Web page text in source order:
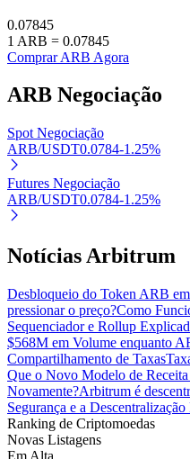
Aprenda como ganhar
Bitrue
AI
Parceiros Bitrue
Afiliados Bitrue
Até 65% de comissões!
0.07845
1 ARB = 0.07845
Comprar ARB Agora
ARB Negociação
Spot Negociação
ARB/USDT0.0784-1.25%
Futures Negociação
ARB/USDT0.0784-1.25%
Notícias Arbitrum
Desbloqueio do Token ARB
pressionar o preço?Como
Sequenciador e Rollup
$568M em Volume enquanto
Compartilhamento de Taxas
Que o Novo Modelo de
Novamente?Arbitrum é
Segurança e a Descentralização
Ranking de Criptomoedas
Novas Listagens